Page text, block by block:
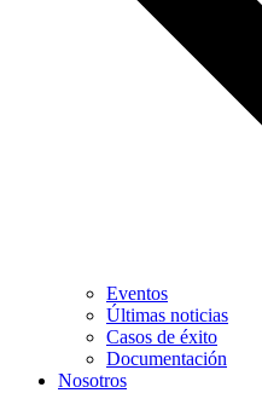
Eventos
Últimas noticias
Casos de éxito
Documentación
Nosotros